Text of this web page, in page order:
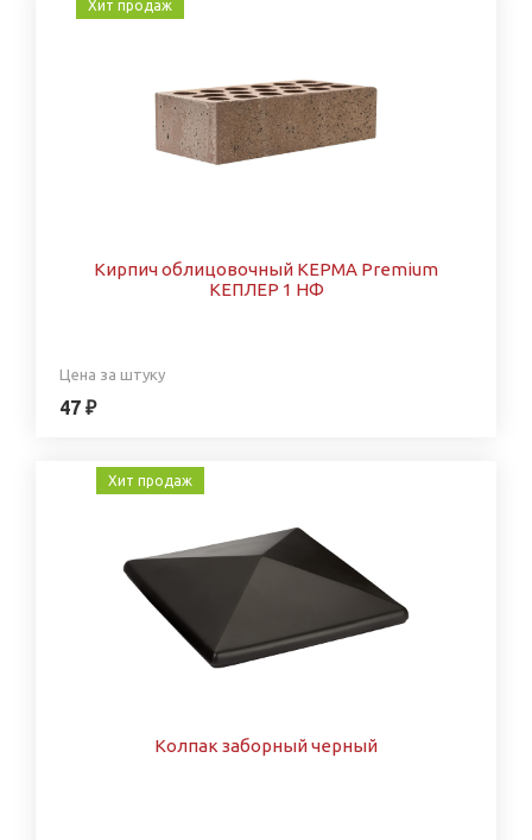
Хит продаж
Кирпич облицовочный КЕРМА Premium
КЕПЛЕР 1 НФ
Цена за штуку
47 ₽
Хит продаж
Колпак заборный черный